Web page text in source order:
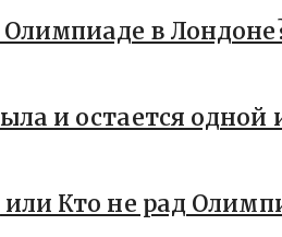
Олимпиаде в
и остается
Кто не рад